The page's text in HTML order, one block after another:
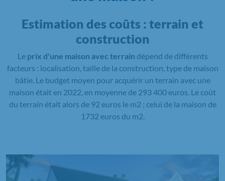
Estimation des coûts : terrain et
construction
Le prix d'une maison avec terrain dépend de différents
facteurs : localisation, taille de la construction, type de maison
bâtie. Le budget moyen pour acquérir un terrain avec une
maison était en 2022, en moyenne de 293 400 euros. Le coût
du terrain était alors de 92 euros le m2 ; celui de la maison de
1732 euros du m2.